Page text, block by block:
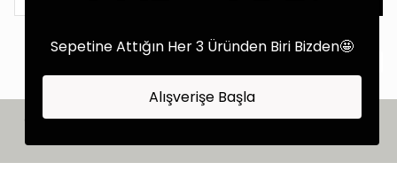
©2025 Tüm Hakları Saklıdır - Tekstil Performans Pazarlama Ajansı:
Kokopatik
Sepetine Attığın Her 3 Üründen Biri Bizden🤩
Alışverişe Başla